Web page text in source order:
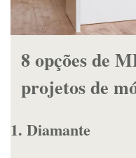
8 opções de
projetos de
1. Diamante